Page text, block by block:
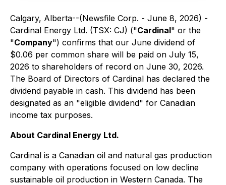
Calgary, Alberta--(Newsfile Corp. - June 8, 2026) -
Cardinal Energy Ltd. (TSX: CJ) ("Cardinal" or the
"Company") confirms that our June dividend of
$0.06 per common share will be paid on July 15,
2026 to shareholders of record on June 30, 2026.
The Board of Directors of Cardinal has declared the
dividend payable in cash. This dividend has been
designated as an "eligible dividend" for Canadian
income tax purposes.
About Cardinal Energy Ltd.
Cardinal is a Canadian oil and natural gas production
company with operations focused on low decline
sustainable oil production in Western Canada. The